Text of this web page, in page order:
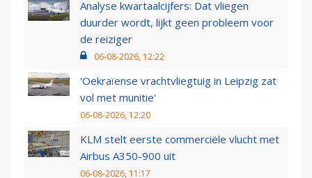
Analyse kwartaalcijfers: Dat vliegen
duurder wordt, lijkt geen probleem voor
de reiziger
06-08-2026, 12:22
'Oekraïense vrachtvliegtuig in Leipzig zat
vol met munitie'
06-08-2026, 12:20
KLM stelt eerste commerciële vlucht met
Airbus A350-900 uit
06-08-2026, 11:17